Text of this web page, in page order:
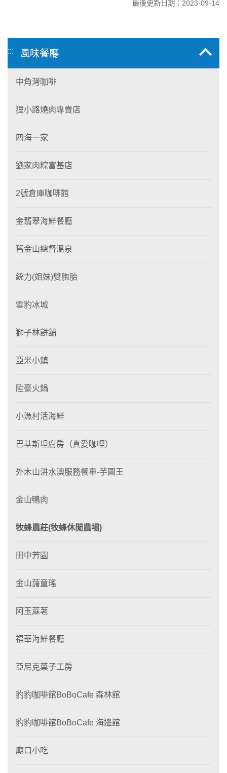
最後更新日期：2023-09-14
::: 風味餐廳
中角灣咖啡
狸小路燒肉專賣店
四海一家
劉家肉粽富基店
2號倉庫咖啡館
金翡翠海鮮餐廳
舊金山總督溫泉
統力(姐妹)雙胞胎
雪豹冰城
獅子林餅舖
亞米小鎮
陞豪火鍋
小漁村活海鮮
巴基斯坦廚房（真愛咖哩）
外木山汫水澳服務餐車-芋圓王
金山鴨肉
牧蜂農莊(牧蜂休閒農場)
田中芳園
金山藷童瑤
阿玉蔴荖
福華海鮮餐廳
亞尼克菓子工房
豹豹咖啡館BoBoCafe 森林館
豹豹咖啡館BoBoCafe 海邊館
廟口小吃